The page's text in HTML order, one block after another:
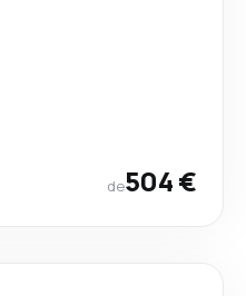
de504 €